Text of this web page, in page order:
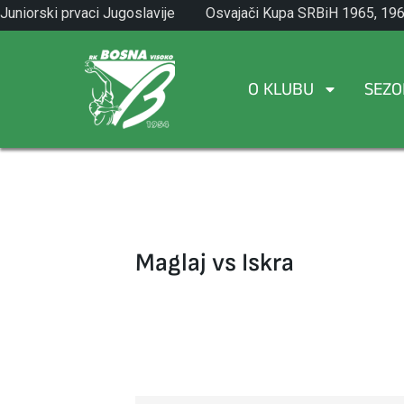
Skip
to
Juniorski prvaci Jugoslavije
1971.
Osvajači Kupa SRBiH 1965,
1982.
O KLUBU
Maglaj vs Iskra